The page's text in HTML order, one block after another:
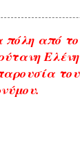
από το
Ελένη
του